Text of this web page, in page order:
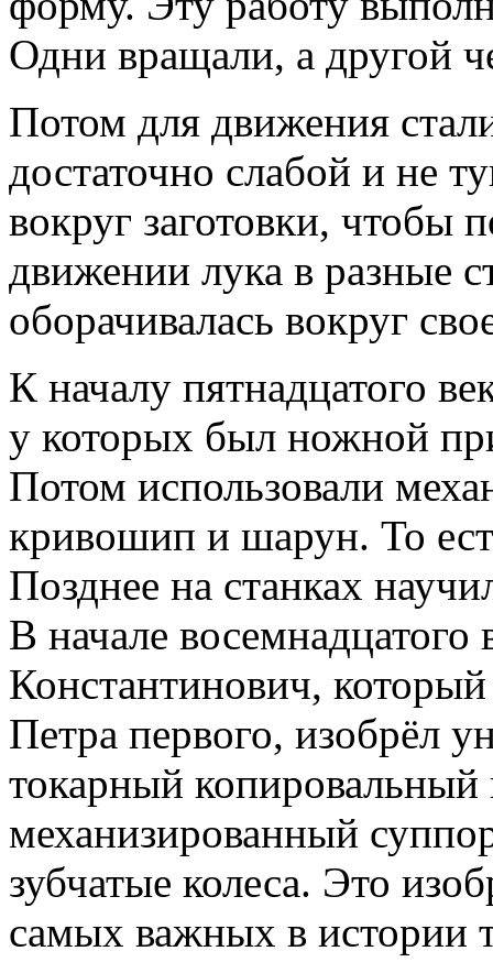
Одни вращали, а другой
Потом для движения
достаточно слабой и не
вокруг заготовки, чтобы
движении лука в разные
оборачивалась вокруг
К началу пятнадцатого
у которых был ножной
Потом использовали
кривошип и шарун. То
Позднее на станках
В начале
Константинович,
Петра первого, изобрёл
токарный
механизированный
зубчатые колеса. Это
самых важных в истории